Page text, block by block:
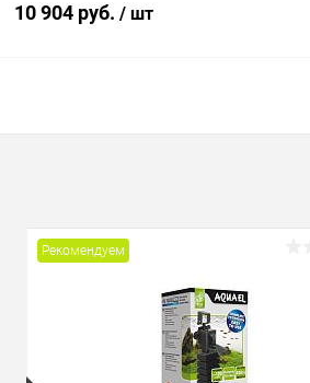
10 904 руб. / шт
Рекомендуем